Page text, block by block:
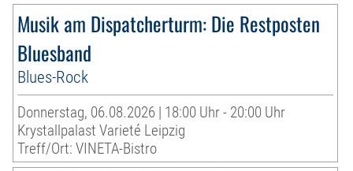
Musik am Dispatcherturm: Die Restposten
Bluesband
Blues-Rock
Donnerstag, 06.08.2026 | 18:00 Uhr - 20:00 Uhr
Krystallpalast Varieté Leipzig
Treff/Ort: VINETA-Bistro